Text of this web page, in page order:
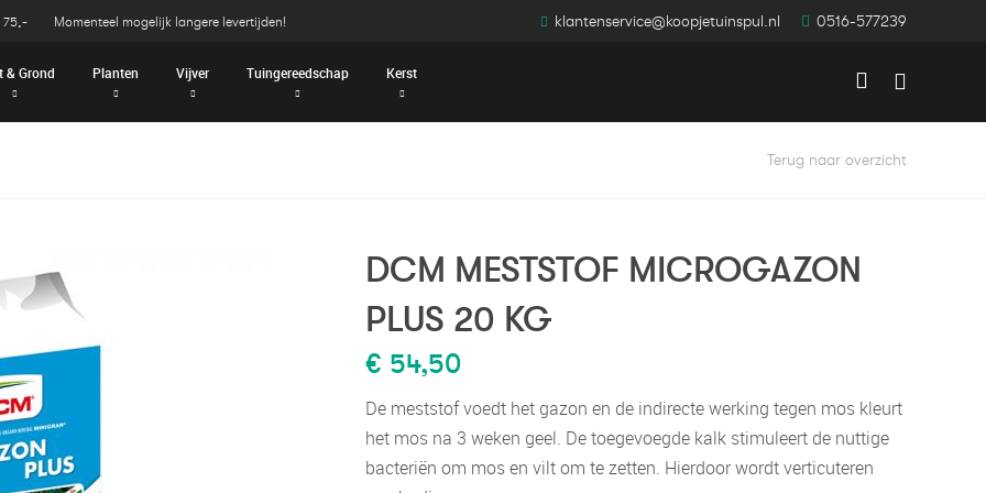
75,- Momenteel mogelijk langere levertijden! klantenservice@koopjetuinspul.nl 0516-577239
& Grond Planten Vijver Tuingereedschap Kerst
DCM MESTSTOF MICROGAZON
PLUS 20 KG
Terug naar overzicht
€ 54,50
De meststof voedt het gazon en de indirecte werking tegen mos kleurt
het mos na 3 weken geel. De toegevoegde kalk stimuleert de nuttige
bacteriën om mos en vilt om te zetten. Hierdoor wordt verticuteren